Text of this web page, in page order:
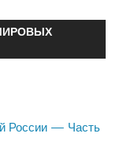
России — Часть